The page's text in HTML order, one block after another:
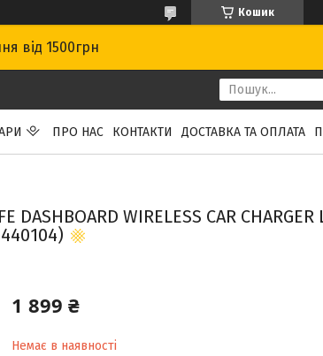
Кошик
від 1500грн
ПРО НАС КОНТАКТИ ДОСТАВКА ТА ОПЛАТА
WIRELESS CAR CHARGER
1 899 ₴
Немає в наявності